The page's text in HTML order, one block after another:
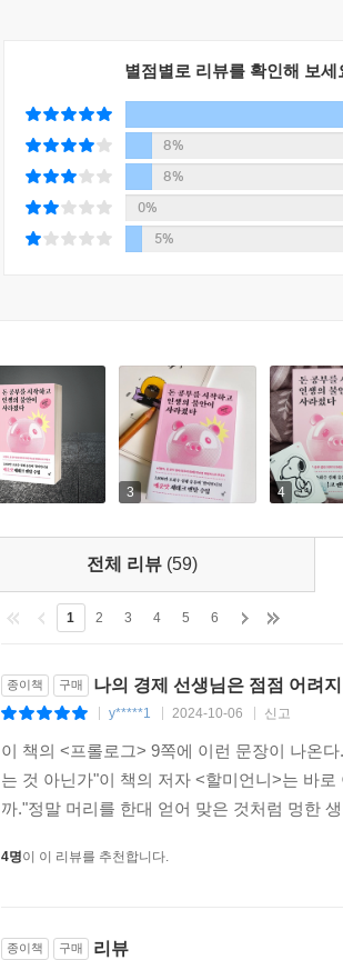
별점별로 리뷰를 확인해 보세
8%
8%
0%
5%
3 4
전체 리뷰 (59)
1 2 3 4 5 6
종이책 구매 나의 경제 선생님은 점점 어려
y*****1 2024-10-06 신고
이 책의 <프롤로그> 9쪽에 이런 문장이 나온
는 것 아닌가"이 책의 저자 <할미언니>는 바
까."정말 머리를 한대 얻어 맞은 것처럼 멍한
4명이 이 리뷰를 추천합니다.
종이책 구매 리뷰